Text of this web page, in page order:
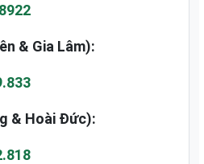
& Gia Lâm):
& Hoài Đức):